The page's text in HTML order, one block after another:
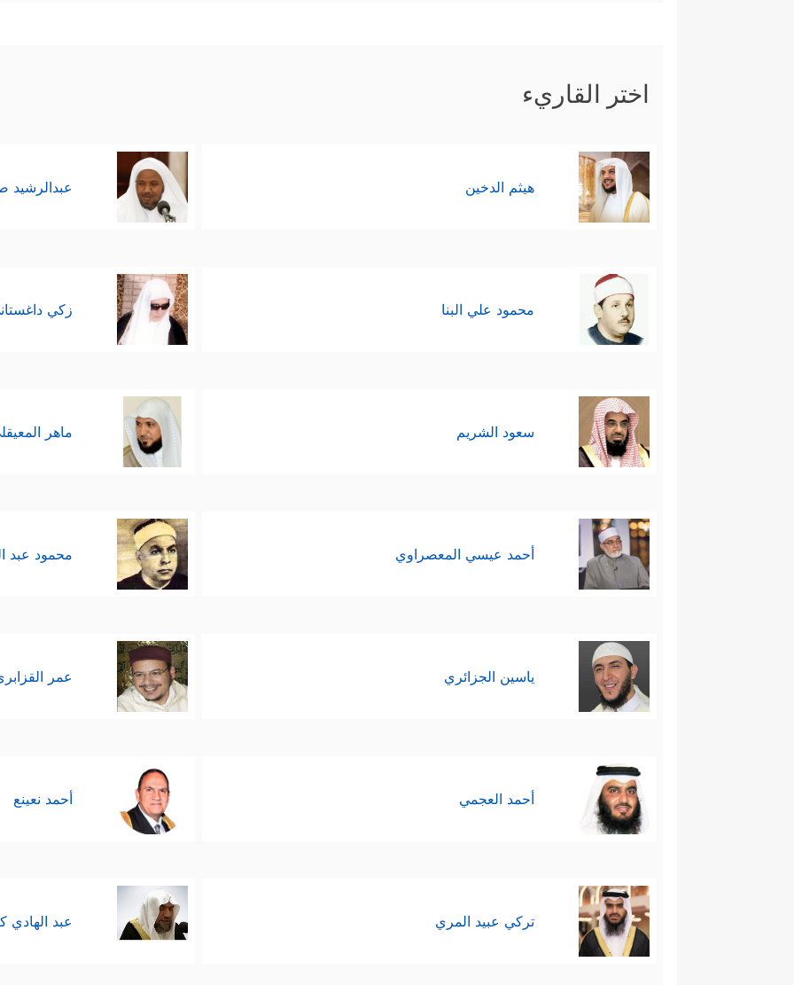
اختر القاريء
هيثم الدخين عبدالرشيد
محمود علي البنا زكي
سعود الشريم ماهر
أحمد عيسي المعصراوي محمود عبد
ياسين الجزائري عمر
أحمد العجمي أحمد نعينع
تركي عبيد المري عبد الهادي